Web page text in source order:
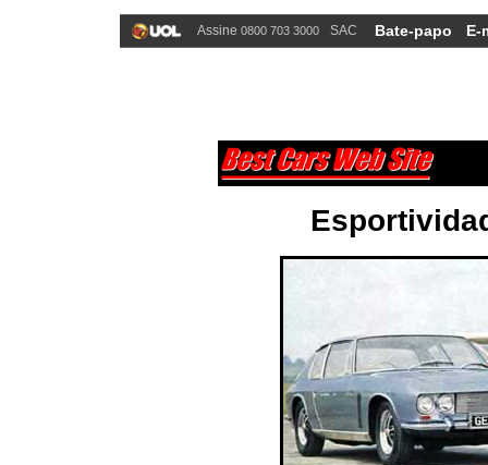
Assine 0800 703 3000 SAC Bate-papo E-